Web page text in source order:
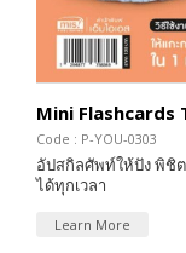
Mini Flashcards
Code : P-YOU-0303
อัปสกิลศัพท์ให้ปัง พิชิ
ได้ทุกเวลา
Learn More